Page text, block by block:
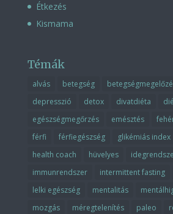
Étkezés
Kismama
Témák
alvás betegség
depresszió
detox divatdiéta
egészségmegőrzés
emésztés
férfi
férfiegészség glikémiás index
health coach
hüvelyes
immunrendszer
intermittent fasting
lelki egészség
mentalitás
mozgás
méregtelenítés paleo